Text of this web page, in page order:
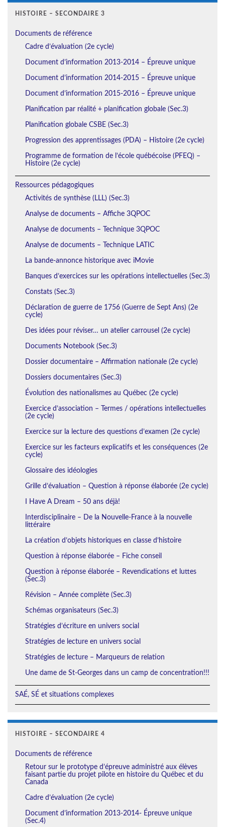
HISTOIRE – SECONDAIRE 3
Documents de référence
Cadre d’évaluation (2e cycle)
Document d’information 2013-2014 – Épreuve unique
Document d’information 2014-2015 – Épreuve unique
Document d’information 2015-2016 – Épreuve unique
Planification par réalité + planification globale (Sec.3)
Planification globale CSBE (Sec.3)
Progression des apprentissages (PDA) – Histoire (2e cycle)
Programme de formation de l’école québécoise (PFEQ) –
Histoire (2e cycle)
Ressources pédagogiques
Activités de synthèse (LLL) (Sec.3)
Analyse de documents – Affiche 3QPOC
Analyse de documents – Technique 3QPOC
Analyse de documents – Technique LATIC
La bande-annonce historique avec iMovie
Banques d’exercices sur les opérations intellectuelles (Sec.3)
Constats (Sec.3)
Déclaration de guerre de 1756 (Guerre de Sept Ans) (2e
cycle)
Des idées pour réviser… un atelier carrousel (2e cycle)
Documents Notebook (Sec.3)
Dossier documentaire – Affirmation nationale (2e cycle)
Dossiers documentaires (Sec.3)
Évolution des nationalismes au Québec (2e cycle)
Exercice d’association – Termes / opérations intellectuelles
(2e cycle)
Exercice sur la lecture des questions d’examen (2e cycle)
Exercice sur les facteurs explicatifs et les conséquences (2e
cycle)
Glossaire des idéologies
Grille d’évaluation – Question à réponse élaborée (2e cycle)
I Have A Dream – 50 ans déjà!
Interdisciplinaire – De la Nouvelle-France à la nouvelle
littéraire
La création d’objets historiques en classe d’histoire
Question à réponse élaborée – Fiche conseil
Question à réponse élaborée – Revendications et luttes
(Sec.3)
Révision – Année complète (Sec.3)
Schémas organisateurs (Sec.3)
Stratégies d’écriture en univers social
Stratégies de lecture en univers social
Stratégies de lecture – Marqueurs de relation
Une dame de St-Georges dans un camp de concentration!!!
SAÉ, SÉ et situations complexes
HISTOIRE – SECONDAIRE 4
Documents de référence
Retour sur le prototype d’épreuve administré aux élèves
faisant partie du projet pilote en histoire du Québec et du
Canada
Cadre d’évaluation (2e cycle)
Document d’information 2013-2014- Épreuve unique
(Sec.4)